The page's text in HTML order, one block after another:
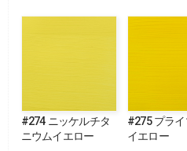
#274 ニッケルチタ
ニウムイエロー
#275 プラ
イエロー